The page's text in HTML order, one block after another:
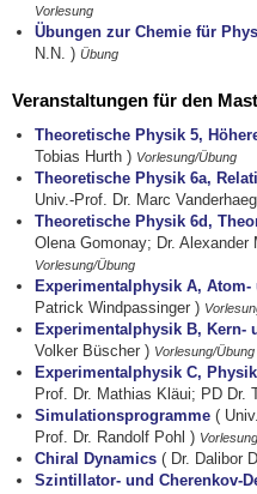
Vorlesung
Übungen zur Chemie für
N.N. )Übung
Veranstaltungen für den
Theoretische Physik 5,
Tobias Hurth ) Vorlesung/Übung
Theoretische Physik 6a,
Univ.-Prof. Dr. Marc
Theoretische Physik 6d,
Olena Gomonay; Dr.
Vorlesung/Übung
Experimentalphysik A,
Patrick Windpassinger )
Experimentalphysik B,
Volker Büscher ) Vorlesung/Übung
Experimentalphysik C,
Prof. Dr. Mathias Kläui; PD Dr.
Simulationsprogramme(
Prof. Dr. Randolf Pohl )
Chiral Dynamics( Dr. Dalibor
Szintillator- und Cherenkov-